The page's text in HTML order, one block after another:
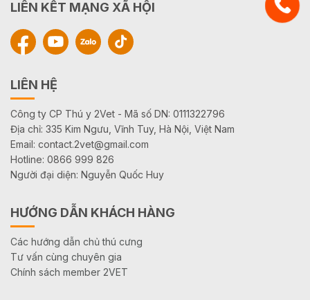
LIÊN KẾT MẠNG XÃ HỘI
LIÊN HỆ
Công ty CP Thú y 2Vet - Mã số DN: 0111322796
Địa chỉ: 335 Kim Ngưu, Vĩnh Tuy, Hà Nội, Việt Nam
Email: contact.2vet@gmail.com
Hotline: 0866 999 826
Người đại diện: Nguyễn Quốc Huy
HƯỚNG DẪN KHÁCH HÀNG
Các hướng dẫn chủ thú cưng
Tư vấn cùng chuyên gia
Chính sách member 2VET